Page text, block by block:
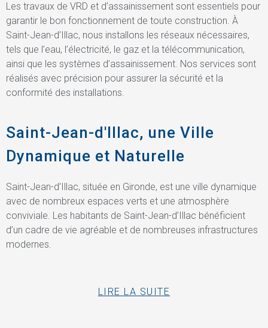
Les travaux de VRD et d’assainissement sont essentiels pour
garantir le bon fonctionnement de toute construction. À
Saint-Jean-d’Illac, nous installons les réseaux nécessaires,
tels que l’eau, l’électricité, le gaz et la télécommunication,
ainsi que les systèmes d’assainissement. Nos services sont
réalisés avec précision pour assurer la sécurité et la
conformité des installations.
Saint-Jean-d'Illac, une Ville
Dynamique et Naturelle
Saint-Jean-d’Illac, située en Gironde, est une ville dynamique
avec de nombreux espaces verts et une atmosphère
conviviale. Les habitants de Saint-Jean-d’Illac bénéficient
d’un cadre de vie agréable et de nombreuses infrastructures
modernes.
LIRE LA SUITE